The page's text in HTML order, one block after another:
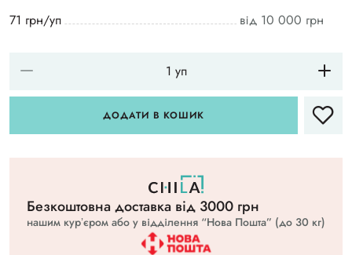
71 грн/уп
від 10 000 грн
ДОДАТИ В КОШИК
Безкоштовна доставка вiд 3000 грн
нашим курʼєром або у відділення “Нова Пошта” (до 30 кг)